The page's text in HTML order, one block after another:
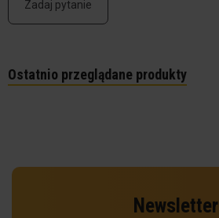
Zadaj pytanie
Ostatnio przeglądane produkty
Newsletter